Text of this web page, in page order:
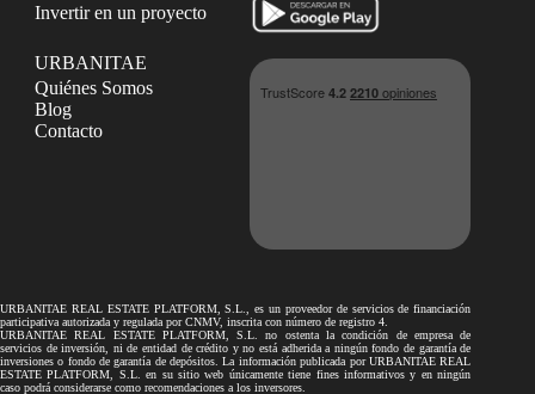
Invertir en un proyecto
URBANITAE
Quiénes Somos
Blog
Contacto
URBANITAE REAL ESTATE PLATFORM, S.L., es un proveedor de servicios de financiación
participativa autorizada y regulada por CNMV, inscrita con número de registro 4.
URBANITAE REAL ESTATE PLATFORM, S.L. no ostenta la condición de empresa de
servicios de inversión, ni de entidad de crédito y no está adherida a ningún fondo de garantía de
inversiones o fondo de garantía de depósitos. La información publicada por URBANITAE REAL
ESTATE PLATFORM, S.L. en su sitio web únicamente tiene fines informativos y en ningún
caso podrá considerarse como recomendaciones a los inversores.